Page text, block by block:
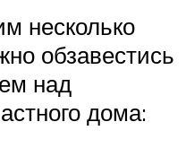
несколько
обзавестись
над
дома: